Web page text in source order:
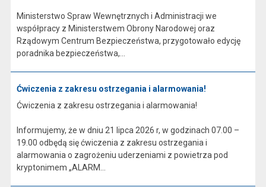
Ministerstwo Spraw Wewnętrznych i Administracji we
współpracy z Ministerstwem Obrony Narodowej oraz
Rządowym Centrum Bezpieczeństwa, przygotowało edycję
poradnika bezpieczeństwa,...
Ćwiczenia z zakresu ostrzegania i alarmowania!
Ćwiczenia z zakresu ostrzegania i alarmowania!
Informujemy, że w dniu 21 lipca 2026 r, w godzinach 07.00 –
19.00 odbędą się ćwiczenia z zakresu ostrzegania i
alarmowania o zagrożeniu uderzeniami z powietrza pod
kryptonimem „ALARM...